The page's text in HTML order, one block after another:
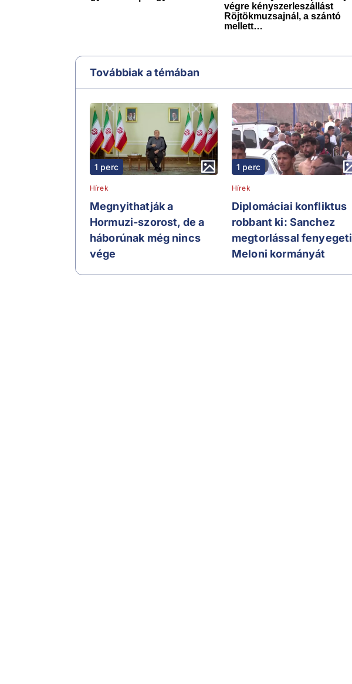
Továbbiak a témában
1 perc
Hírek
Megnyithatják a
Hormuzi-szorost, de a
háborúnak még nincs
vége
1 perc
Hírek
Diplomáciai konfliktus
robbant ki: Sanchez
megtorlással fenyegeti
Meloni kormányát